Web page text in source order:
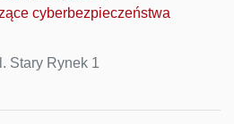
cyberbezpieczeństwa
Stary Rynek 1